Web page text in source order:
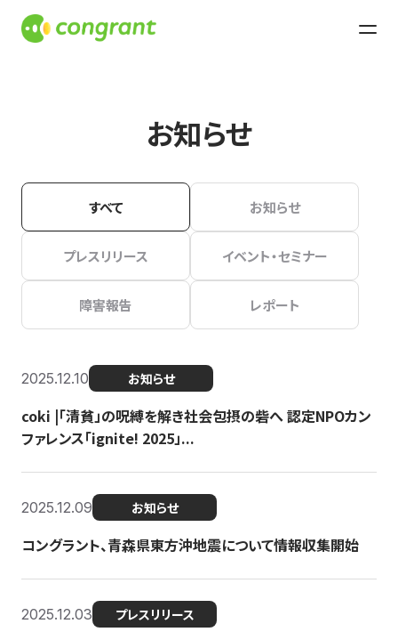
お知らせ
すべて お知らせ
プレスリリース イベント・セミナー
障害報告 レポート
2025.12.10 お知らせ
coki |「清貧」の呪縛を解き社会包摂の砦へ 認定NPOカン
ファレンス「ignite! 2025」...
2025.12.09 お知らせ
コングラント、青森県東方沖地震について情報収集開始
2025.12.03 プレスリリース